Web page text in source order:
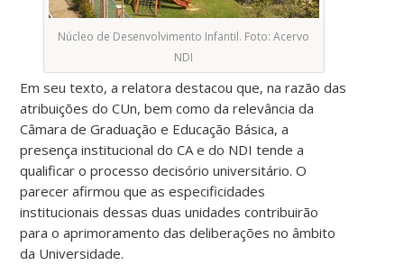
Núcleo de Desenvolvimento Infantil. Foto: Acervo
NDI
Em seu texto, a relatora destacou que, na razão das
atribuições do CUn, bem como da relevância da
Câmara de Graduação e Educação Básica, a
presença institucional do CA e do NDI tende a
qualificar o processo decisório universitário. O
parecer afirmou que as especificidades
institucionais dessas duas unidades contribuirão
para o aprimoramento das deliberações no âmbito
da Universidade.